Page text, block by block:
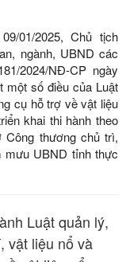
01/2025, Chủ tịch
ngành, UBND các
2024/NĐ-CP ngày
một số điều của Luật
cụ hỗ trợ về vật liệu
khai thi hành theo
thương chủ trì,
mưu UBND tỉnh thực
Luật quản lý,
vật liệu nổ và